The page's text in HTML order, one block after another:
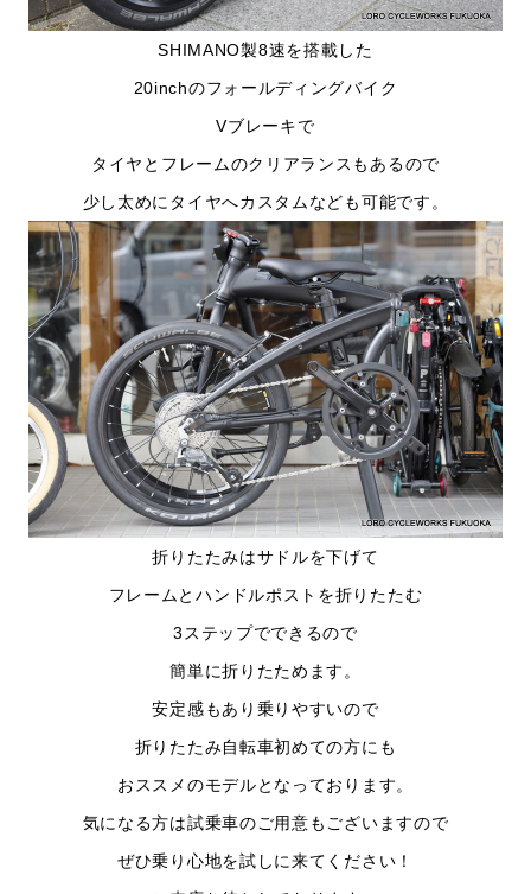
SHIMANO製8速を搭載した
20inchのフォールディングバイク
Vブレーキで
タイヤとフレームのクリアランスもあるので
少し太めにタイヤへカスタムなども可能です。
折りたたみはサドルを下げて
フレームとハンドルポストを折りたたむ
3ステップでできるので
簡単に折りたためます。
安定感もあり乗りやすいので
折りたたみ自転車初めての方にも
おススメのモデルとなっております。
気になる方は試乗車のご用意もございますので
ぜひ乗り心地を試しに来てください！